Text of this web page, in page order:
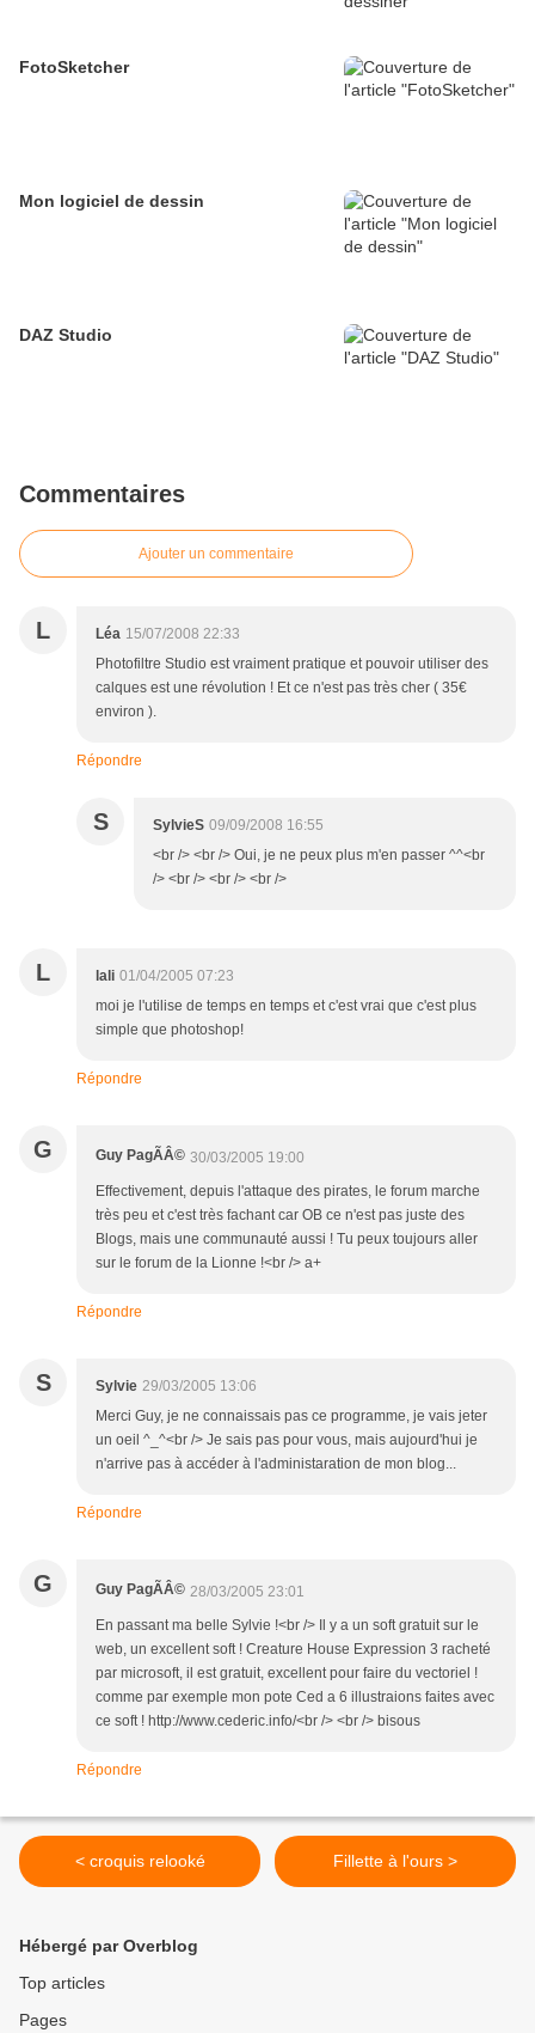
FotoSketcher
Mon logiciel de dessin
DAZ Studio
Commentaires
Ajouter un commentaire
L Léa 15/07/2008 22:33
Photofiltre Studio est vraiment pratique et pouvoir utiliser des
calques est une révolution ! Et ce n'est pas très cher ( 35€
environ ).
Répondre
S SylvieS 09/09/2008 16:55
<br /> <br /> Oui, je ne peux plus m'en passer ^^<br
/> <br /> <br /> <br />
L lali 01/04/2005 07:23
moi je l'utilise de temps en temps et c'est vrai que c'est plus
simple que photoshop!
Répondre
G Guy PagÃÂ© 30/03/2005 19:00
Effectivement, depuis l'attaque des pirates, le forum marche
très peu et c'est très fachant car OB ce n'est pas juste des
Blogs, mais une communauté aussi ! Tu peux toujours aller
sur le forum de la Lionne !<br /> a+
Répondre
S Sylvie 29/03/2005 13:06
Merci Guy, je ne connaissais pas ce programme, je vais jeter
un oeil ^_^<br /> Je sais pas pour vous, mais aujourd'hui je
n'arrive pas à accéder à l'administaration de mon blog...
Répondre
G Guy PagÃÂ© 28/03/2005 23:01
En passant ma belle Sylvie !<br /> Il y a un soft gratuit sur le
web, un excellent soft ! Creature House Expression 3 racheté
par microsoft, il est gratuit, excellent pour faire du vectoriel !
comme par exemple mon pote Ced a 6 illustraions faites avec
ce soft ! http://www.cederic.info/<br /> <br /> bisous
Répondre
< croquis relooké Fillette à l'ours >
Hébergé par Overblog
Top articles
Pages